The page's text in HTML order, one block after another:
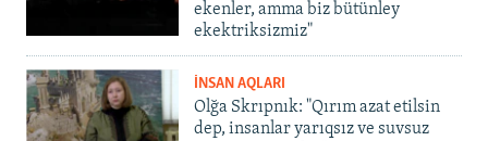
ekenler, amma biz bütünley
ekektriksizmiz"
İNSAN AQLARI
Olğa Skrıpnık: "Qırım azat etilsin
dep, insanlar yarıqsız ve suvsuz